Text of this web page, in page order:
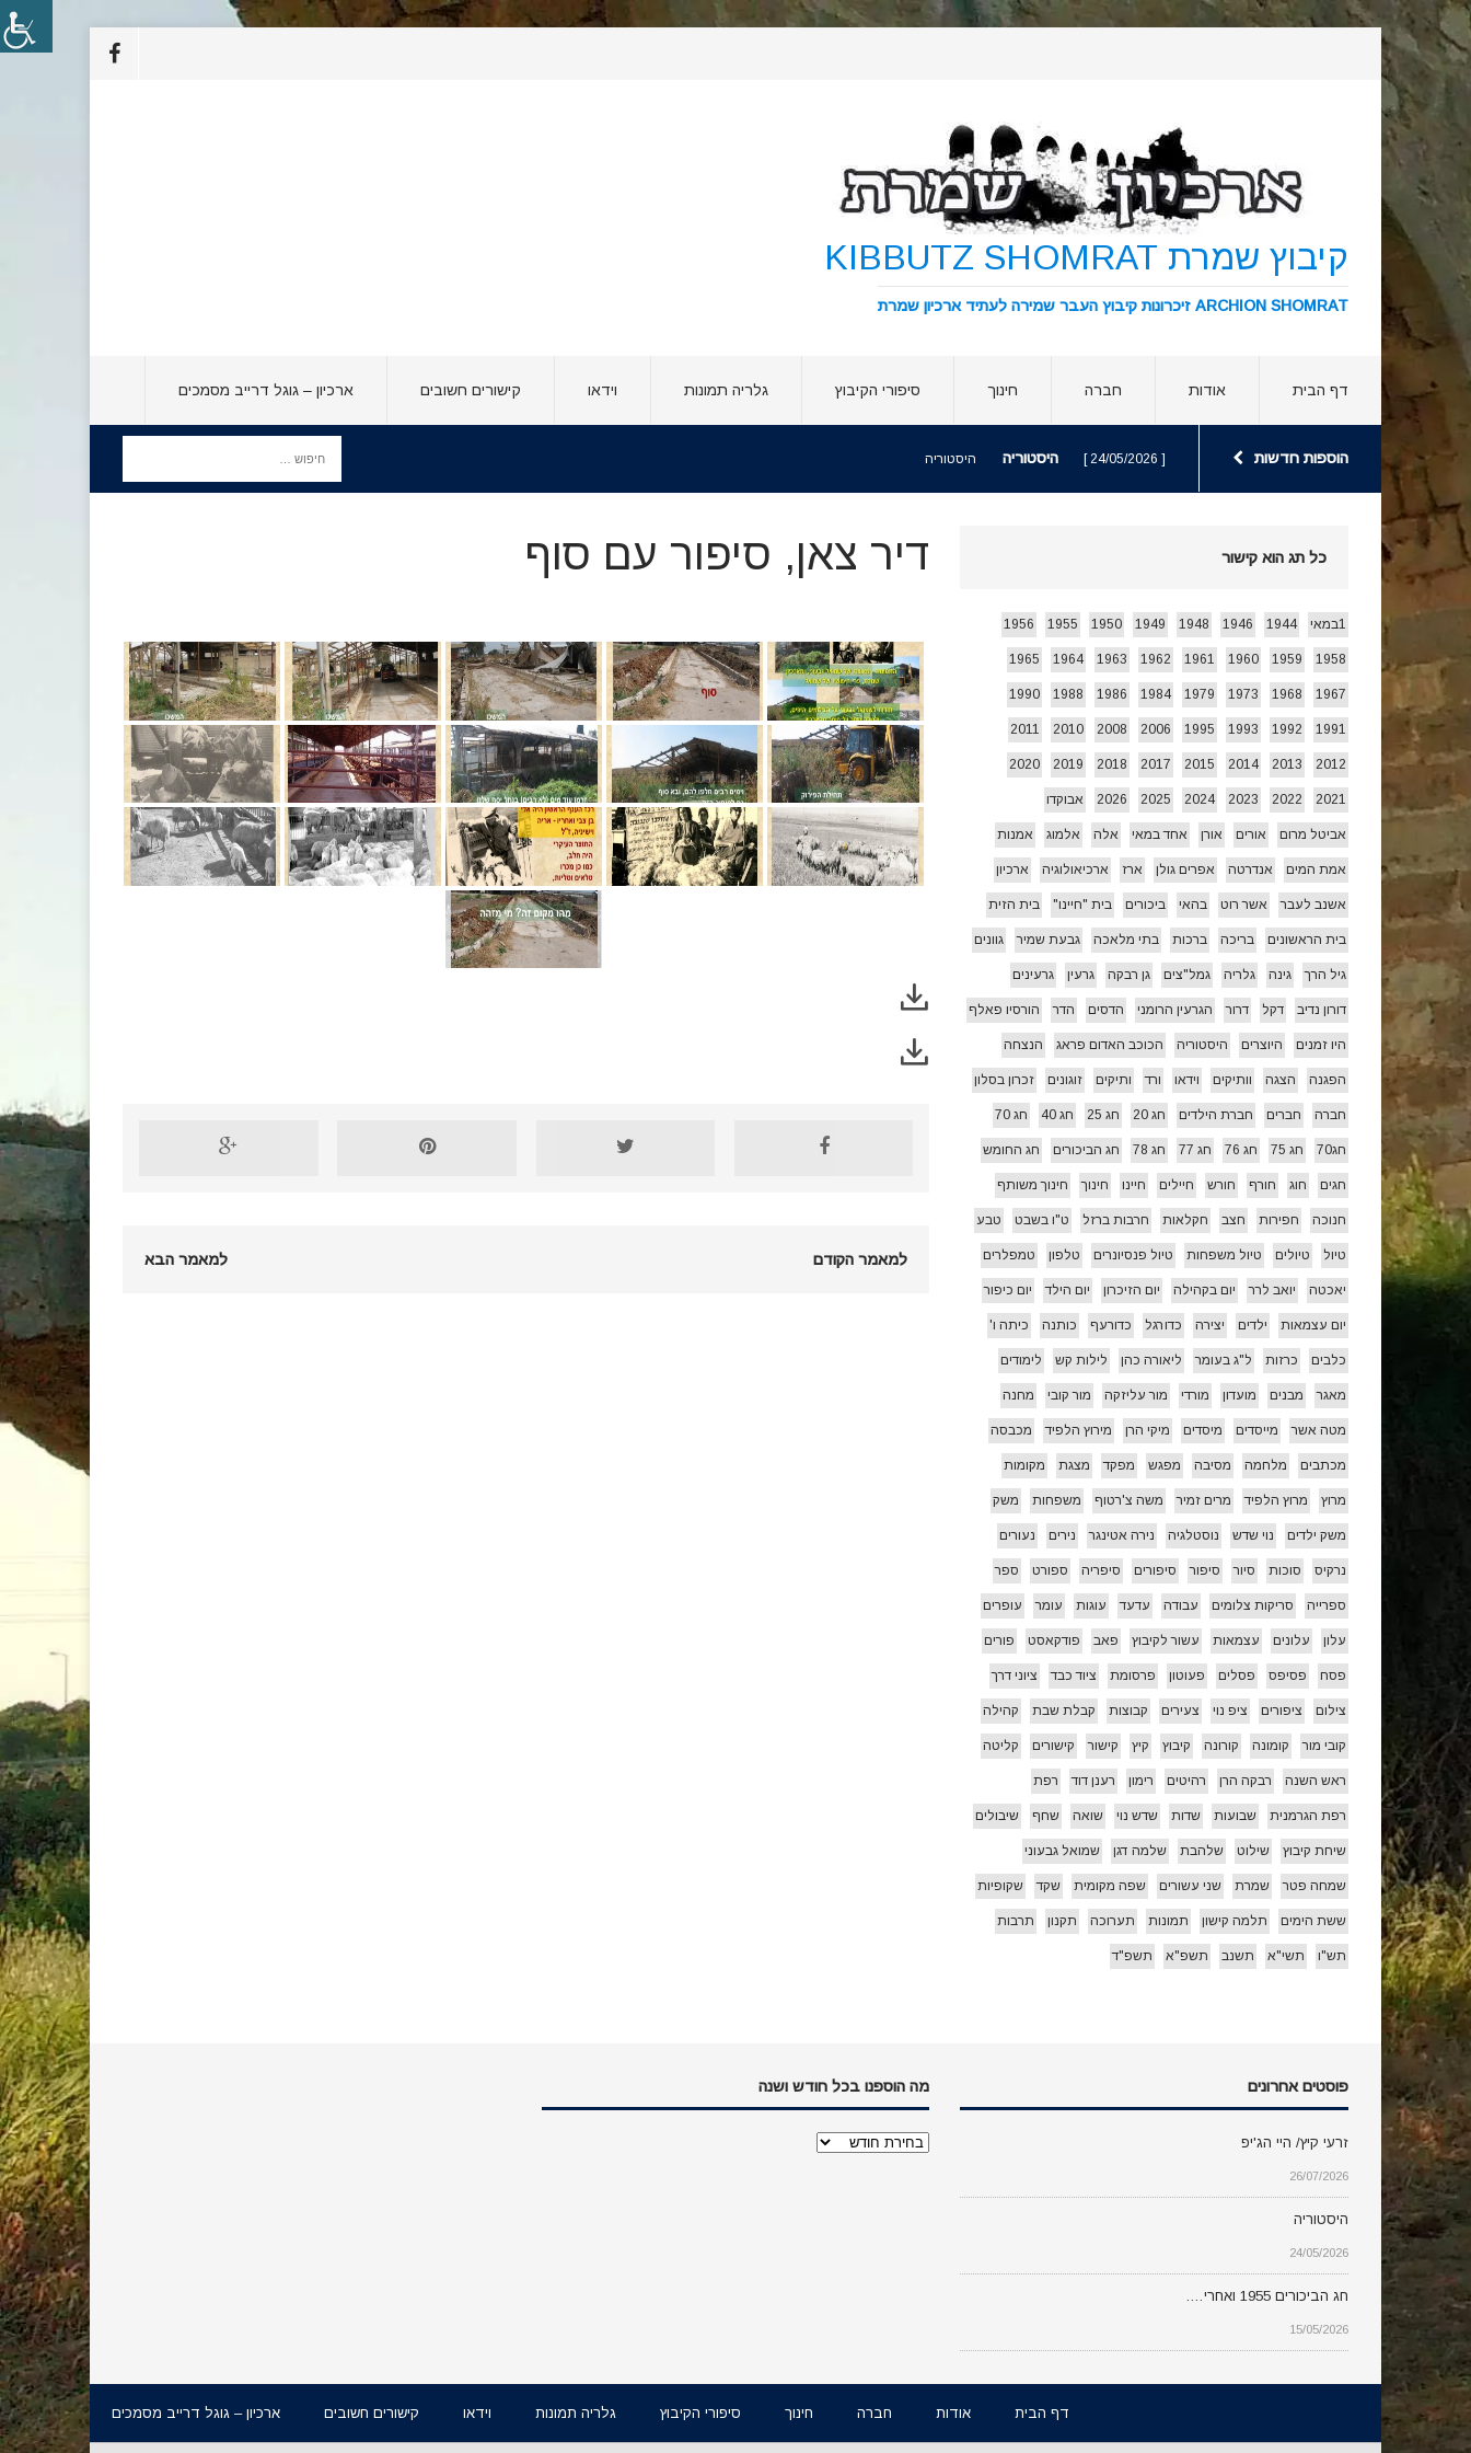
קיבוץ שמרת KIBBUTZ SHOMRAT
ARCHION SHOMRAT זיכרונות קיבוץ העבר שמירה לעתיד ארכיון שמרת
דף הבית אודות חברה חינוך סיפורי הקיבוץ גלריה תמונות וידאו קישורים חשובים ארכיון – גוגל דרייב מסמכים
הוספות חדשות [ 24/05/2026 ] היסטוריה היסטוריה
[ 26/07/2026 ] זרעי קיץ/ היי הג'יפ אורים
דיר צאן, סיפור עם סוף
למאמר הקודם למאמר הבא
כל תג הוא קישור
1במאי 1944
1946
1948
1949
1950
1955
1956
1958
1959
1960
1961
1962
1963
1964
1965
1967
1968
1973
1979
1984
1986
1988
1990
1991
1992
1993
1995
2006
2008
2010
2011
2012
2013
2014
2015
2017
2018
2019
2020
2021
2022
2023
2024
2025
2026 אבוקדו
אביטל מרום אורים אורן אחד במאי אלה אלמוג אמנות
אמת המים אנדרטה אפרים גולן ארז ארכיאולוגיה ארכיון
אשנב לעבר אשר רוט בהאי ביכורים בית "חיינו" בית הזית
בית הראשונים בריכה ברכות בתי מלאכה גבעת שמיר גוונים
גיל הרך גינה גלריה גמל"צים גן רבקה גרעין גרעינים
דורון נדיב דקל דרור הגרעין הרומני הדסים הדר הורסיו פאלף
היו זמנים היוצרים היסטוריה הכוכב האדום פראג הנצחה
הפגנה הצגה וותיקים וידאו ורד ותיקים זוגונים זכרון בסלון
חברה חברים חברת הילדים חג 20 חג 25 חג 40 חג 70
חג70 חג 75 חג 76 חג 77 חג 78 חג הביכורים חג החומש
חגים חוג חורף חורש חיילים חיינו חינוך חינוך משותף
חנוכה חפירות חצב חקלאות חרבות ברזל ט"ו בשבט טבע
טיול טיולים טיול משפחות טיול פנסיונרים טלפון טמפלרים
יאכטה יואב לרר יום בקהילה יום הזיכרון יום הילד יום כיפור
יום עצמאות ילדים יצירה כדורגל כדורעף כותנה כיתה ו'
כלבים כרזות ל"ג בעומר ליאורה כהן לילות קש לימודים
מאגר מבנים מועדון מורדי מור עליזקה מור קובי מחנה
מטה אשר מייסדים מיסדים מיקי הרן מירוץ הלפיד מכבסה
מכתבים מלחמה מסיבה מפגש מפקד מצגת מקומות
מרוץ מרוץ הלפיד מרים זמיר משה צ'רטוף משפחות משק
משק ילדים נוי שדש נוסטלגיה נירה אטינגר נירים נעורים
נרקיס סוכות סיור סיפור סיפורים סיפריה ספורט ספר
ספרייה סריקות צלומים עבודה עדעד עוגות עומר עופרים
עלון עלונים עצמאות עשור לקיבוץ פאב פודקאסט פורים
פסח פסיפס פסלים פעוטון פרסומת ציוד כבד ציוני דרך
צילום ציפורים ציפ נוי צעירים קבוצות קבלת שבת קהילה
קובי מור קומונה קורונה קיבוץ קיץ קישור קישורים קליטה
ראש השנה רבקה הרן רהיטים רימון רענן דוד רפת
רפת הגרמנית שבועות שדות שדש נוי שואה שחף שיבולים
שיחת קיבוץ שילוט שלהבת שלמה דגן שמואל גבעוני
שמחה פטר שמרת שני עשורים שפה מקומית שקד שקופיות
ששת הימים תלמה קישון תמונות תערוכה תקנון תרבות
תש"ו תשי"א תשנב תשפ"א תשפ"ד
פוסטים אחרונים
זרעי קיץ/ היי הג'יפ
26/07/2026
היסטוריה
24/05/2026
חג הביכורים 1955 ואחרי….
15/05/2026
מה הוספנו בכל חודש ושנה
מה
דף הבית אודות חברה חינוך סיפורי הקיבוץ גלריה תמונות וידאו קישורים חשובים ארכיון – גוגל דרייב מסמכים